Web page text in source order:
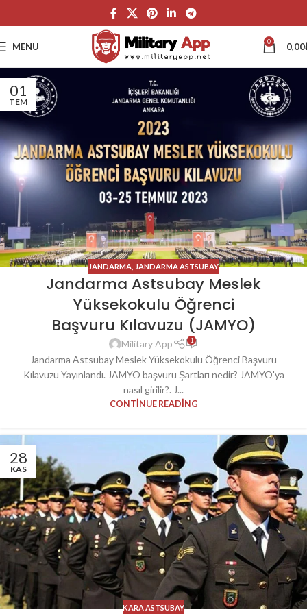
MENU 0 0,00
01
TEM
JANDARMA JANDARMA ASTSUBAY
Jandarma Astsubay Meslek
Yüksekokulu Öğrenci
Başvuru Kılavuzu (JAMYO)
Military App 1
Jandarma Astsubay Meslek Yüksekokulu Öğrenci Başvuru
Kılavuzu Yayınlandı. JAMYO başvuru Şartları nedir? JAMYO'ya
nasıl girilir?. J...
CONTINUE READING
28
KAS
KARA ASTSUBAY